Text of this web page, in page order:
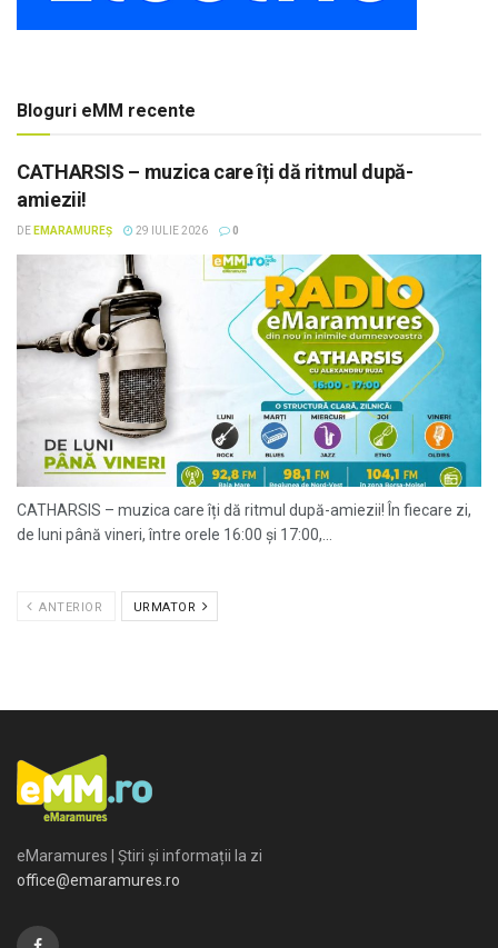
Bloguri eMM recente
CATHARSIS – muzica care îți dă ritmul după-
amiezii!
DE EMARAMUREȘ 29 IULIE 2026 0
CATHARSIS – muzica care îți dă ritmul după-amiezii! În fiecare zi,
de luni până vineri, între orele 16:00 și 17:00,...
ANTERIOR URMATOR
eMaramures | Știri și informații la zi
office@emaramures.ro